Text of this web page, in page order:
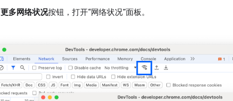
更多网络状况按钮，打开“网络状况”面板。